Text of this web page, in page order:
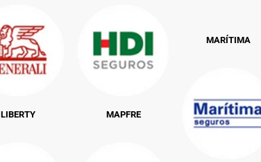
LIBERTY MAPFRE
MARÍTIMA